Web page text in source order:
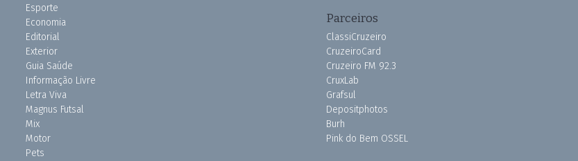
Esporte
Economia
Editorial
Exterior
Guia Saúde
Informação Livre
Letra Viva
Magnus Futsal
Mix
Motor
Pets
Parceiros
ClassiCruzeiro
CruzeiroCard
Cruzeiro FM 92.3
CruxLab
Grafsul
Depositphotos
Burh
Pink do Bem OSSEL